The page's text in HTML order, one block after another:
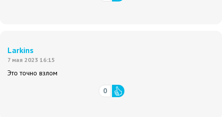
Larkins
7 мая 2023 16:15
Это точно взлом
0